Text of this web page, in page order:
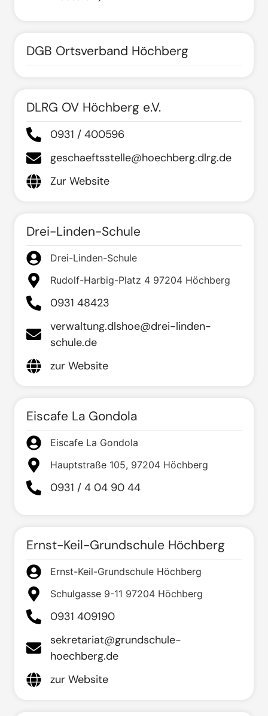
DGB Ortsverband Höchberg
DLRG OV Höchberg e.V.
0931 / 400596
geschaeftsstelle@hoechberg.dlrg.de
Zur Website
Drei-Linden-Schule
Drei-Linden-Schule
Rudolf-Harbig-Platz 4 97204 Höchberg
0931 48423
verwaltung.dlshoe@drei-linden-
schule.de
zur Website
Eiscafe La Gondola
Eiscafe La Gondola
Hauptstraße 105, 97204 Höchberg
0931 / 4 04 90 44
Ernst-Keil-Grundschule Höchberg
Ernst-Keil-Grundschule Höchberg
Schulgasse 9-11 97204 Höchberg
0931 409190
sekretariat@grundschule-
hoechberg.de
zur Website